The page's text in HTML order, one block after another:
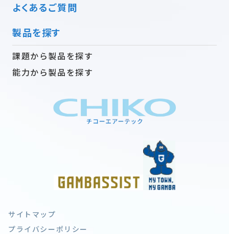
よくあるご質問
製品を探す
課題から製品を探す
能力から製品を探す
サイトマップ
プライバシーポリシー